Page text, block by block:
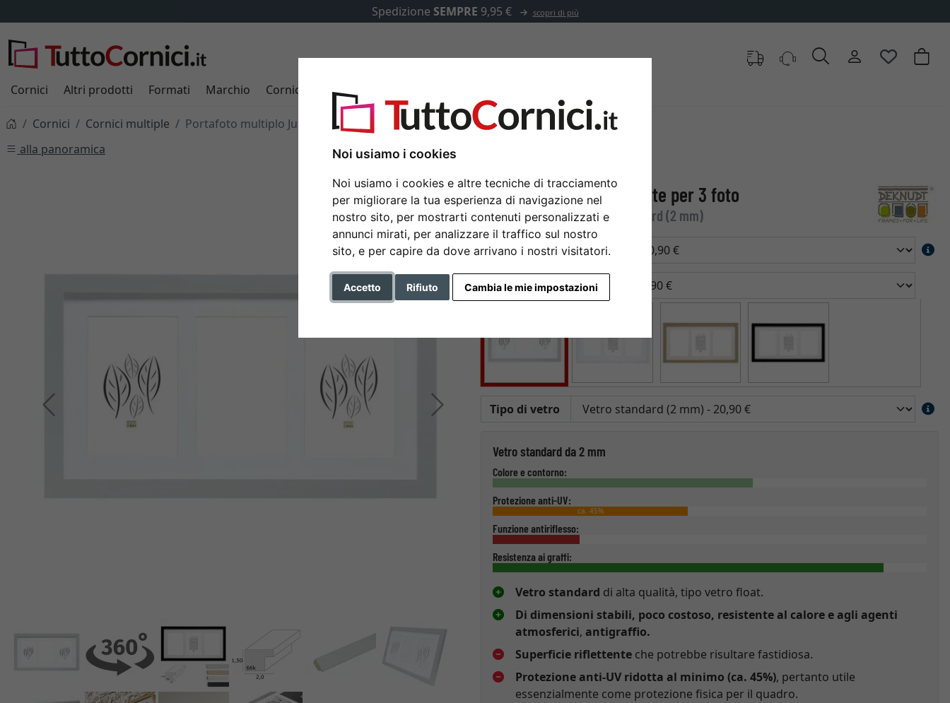
Noi usiamo i cookies
Noi usiamo i cookies e altre tecniche di tracciamento
per migliorare la tua esperienza di navigazione nel
nostro sito, per mostrarti contenuti personalizzati e
annunci mirati, per analizzare il traffico sul nostro
sito, e per capire da dove arrivano i nostri visitatori.
Accetto Rifiuto Cambia le mie impostazioni
Spedizione SEMPRE 9,95 € scopri di più
Cornici Altri prodotti Formati Marchio Cornici su misura
Cornici Cornici multiple
Portafoto multiplo Juliette per 3 foto
alla panoramica
Indietro Avanti
Portafoto multiplo Juliette per 3 foto
10x15 cm | argento | Vetro standard (2 mm)
Formato
Colore
Tipo di vetro
Vetro standard da 2 mm
Colore e contorno:
Protezione anti-UV:
ca. 45%
Funzione antiriflesso:
Resistenza ai graffi:
Vetro standard di alta qualità, tipo vetro float.
Di dimensioni stabili, poco costoso, resistente al calore e agli agenti
atmosferici, antigraffio.
Superficie riflettente che potrebbe risultare fastidiosa.
Protezione anti-UV ridotta al minimo (ca. 45%), pertanto utile
essenzialmente come protezione fisica per il quadro.